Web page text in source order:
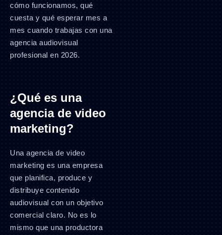
cómo funcionamos, qué
cuesta y qué esperar mes a
mes cuando trabajas con una
agencia audiovisual
profesional en 2026.
¿Qué es una
agencia de video
marketing?
Una agencia de video
marketing es una empresa
que planifica, produce y
distribuye contenido
audiovisual con un objetivo
comercial claro. No es lo
mismo que una productora